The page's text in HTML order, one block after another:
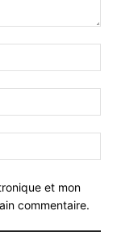
et mon
commentaire.